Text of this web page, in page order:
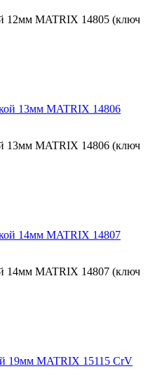
12мм MATRIX 14805 (ключ
13мм MATRIX 14806 (ключ
14мм MATRIX 14807 (ключ